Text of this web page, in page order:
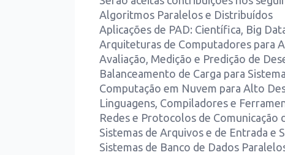
Algoritmos Paralelos e Distribuídos
Aplicações de PAD: Científica, Big
Arquiteturas de Computadores para
Avaliação, Medição e Predição de
Balanceamento de Carga para
Computação em Nuvem para Alto
Linguagens, Compiladores e
Redes e Protocolos de Comunicação
Sistemas de Arquivos e de Entrada e
Sistemas de Banco de Dados